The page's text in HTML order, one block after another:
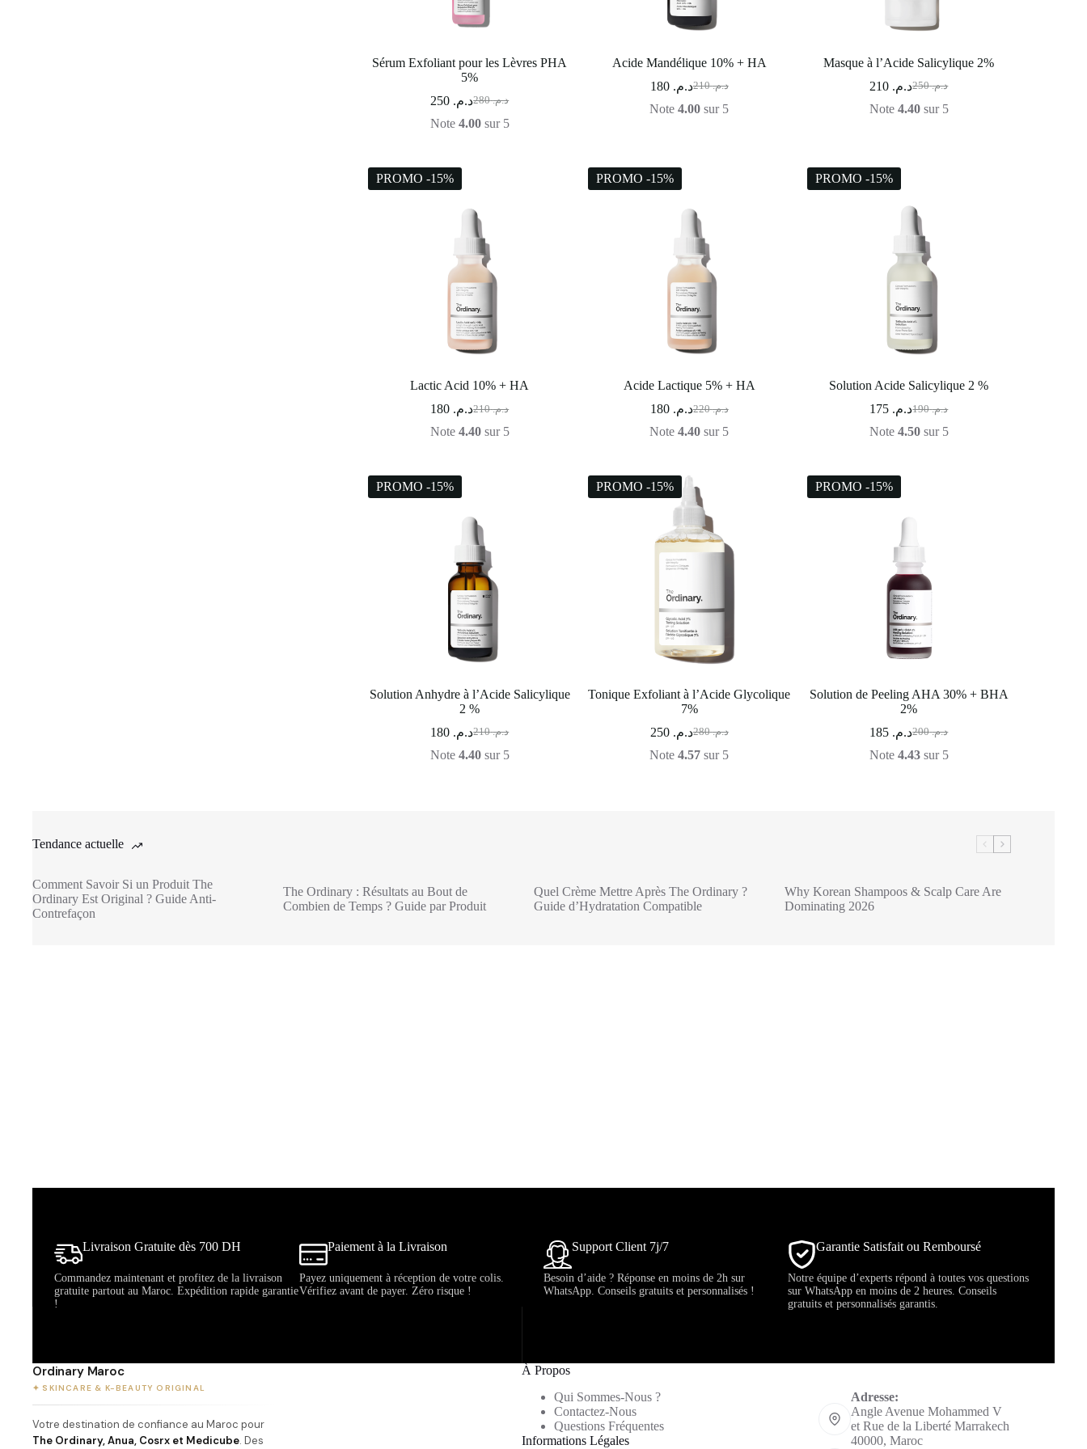
Sérum Exfoliant pour les Lèvres PHA
5%
د.م.280 د.م.
Note 4.00sur 5
Acide Mandélique 10% + HA
د.م.210 د.م. 180
Note4.00 sur 5
Masque à l’Acide Salicylique 2%
د.م.250 د.م.
Note 4.40sur 5
PROMO -15%
Lactic Acid 10% + HA
د.م.210 د.م.
Note 4.40sur 5
PROMO -15%
Acide Lactique 5% + HA
د.م.220 د.م. 180
Note4.40 sur 5
PROMO -15%
Solution Acide Salicylique 2 %
د.م.190 د.م.
Note 4.50sur 5
PROMO -15%
Solution Anhydre à l’Acide Salicylique
2 %
د.م.210 د.م.
Note 4.40sur 5
PROMO -15%
Tonique Exfoliant à l’Acide Glycolique
7%
د.م.280 د.م. 250
Note4.57 sur 5
PROMO -15%
Solution de Peeling AHA 30% + BHA
2%
د.م.200 د.م.
Note 4.43sur 5
Tendance actuelle
Comment Savoir Si un Produit The
Ordinary Est Original ? Guide Anti-
Contrefaçon
The Ordinary : Résultats au Bout de
Combien de Temps ? Guide par Produit
Quel Crème Mettre Après The Ordinary ?
Guide d’Hydratation Compatible
Why Korean Shampoos & Scalp Care Are
Dominating 2026
Livraison Gratuite dès 700 DH
Commandez maintenant et profitez de la livraison
gratuite partout au Maroc. Expédition rapide garantie
!
Paiement à la Livraison
Payez uniquement à réception de votre colis.
Vérifiez avant de payer. Zéro risque !
Support Client 7j/7
Besoin d’aide ? Réponse en moins de 2h sur
WhatsApp. Conseils gratuits et personnalisés !
Garantie Satisfait ou Remboursé
Notre équipe d’experts répond à toutes vos questions
sur WhatsApp en moins de 2 heures. Conseils
gratuits et personnalisés garantis.
Ordinary Maroc
✦ SKINCARE & K-BEAUTY ORIGINAL
Votre destination de confiance au Maroc pour
The Ordinary, Anua, Cosrx et Medicube. Des
À Propos
Qui Sommes-Nous ?
Contactez-Nous
Questions Fréquentes
Informations Légales
Adresse:
Angle Avenue Mohammed V
et Rue de la Liberté Marrakech
40000, Maroc